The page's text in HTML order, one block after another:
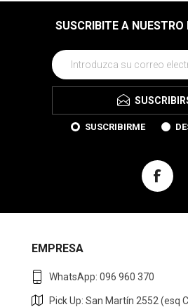
SUSCRIBITE A NUESTRO
SUSCRIBIRME
EMPRESA
WhatsApp: 096 960 370
Pick Up: San Martín 2552 (esq